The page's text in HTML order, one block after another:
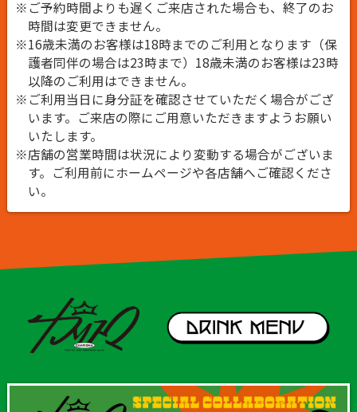
※ご予約時間よりも遅くご来店された場合も、終了のお
時間は変更できません。
※16歳未満のお客様は18時までのご利用となります（保
護者同伴の場合は23時まで）18歳未満のお客様は23時
以降のご利用はできません。
※ご利用当日に身分証を確認させていただく場合がござ
います。ご来店の際にご用意いただきますようお願い
いたします。
※店舗の営業時間は状況により変動する場合がございま
す。ご利用前にホームページや各店舗へご確認くださ
い。